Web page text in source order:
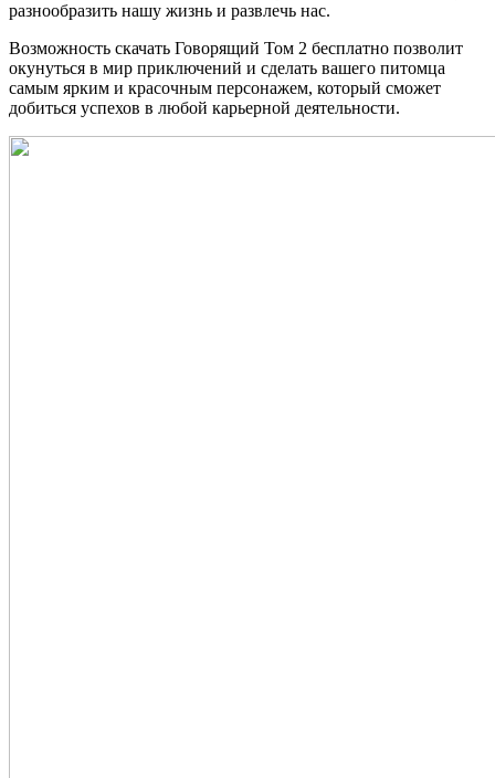
разнообразить нашу жизнь и развлечь нас.
Возможность скачать Говорящий Том 2 бесплатно позволит
окунуться в мир приключений и сделать вашего питомца
самым ярким и красочным персонажем, который сможет
добиться успехов в любой карьерной деятельности.